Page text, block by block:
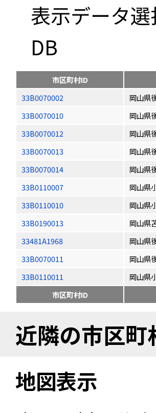
表示データ選
DB
市区町村ID
33B0070002
岡山県
33B0070010
岡山県
33B0070012
岡山県
33B0070013
岡山県
33B0070014
岡山県
33B0110007
岡山県
33B0110010
岡山県
33B0190013
岡山県
33481A1968
岡山県
33B0070011
岡山県
33B0110011
岡山県
市区町村ID
近隣の市区
地図表示